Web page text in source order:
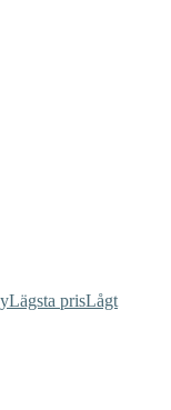
Lägsta prisLågt